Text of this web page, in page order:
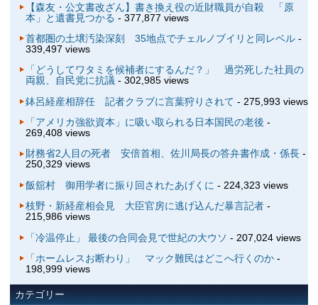
【森友・公文書改ざん】書き換え役の近財職員が自殺 「原
本」と遺書見つかる - 377,877 views
首都圏の土壌汚染深刻 35地点でチェルノブイリと同レベル-
339,497 views
「どうしてワタミを候補者にするんだ？」 過労死した社員の
両親、自民党に抗議- 302,985 views
鉢呂経産相辞任 記者クラブに言葉狩りされて - 275,993 views
「アメリカ強欲資本」に吸い取られる日本国民の老後 -
269,408 views
財務省2人目の死者 安倍首相、佐川局長の答弁書作成・係長-
250,329 views
飯舘村 御用学者に振り回されたあげくに - 224,323 views
枝野・新経産相会見 大臣官房に逃げ込んだ暴言記者-
215,986 views
「冷温停止」 最後の合同会見で世紀の大ウソ - 207,024 views
「ホームレスお断わり」 マック難民はどこへ行くのか-
198,999 views
カテゴリー